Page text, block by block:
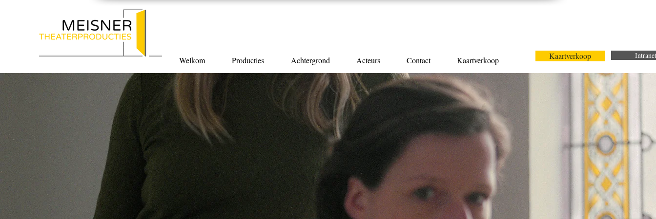
Welkom Producties Achtergrond Acteurs Contact Kaartverkoop Kaartverkoop Intranet